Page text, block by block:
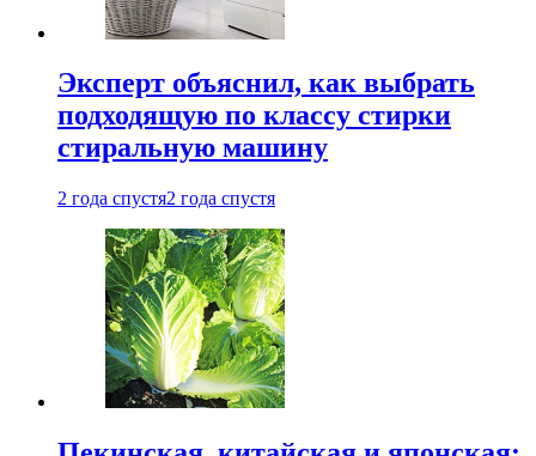
Эксперт объяснил, как выбрать
подходящую по классу стирки
стиральную машину
2 года спустя2 года спустя